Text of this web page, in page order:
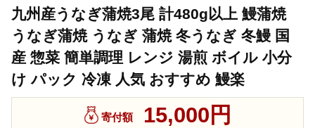
九州産うなぎ蒲焼3尾 計480g以上 鰻蒲焼
うなぎ蒲焼 うなぎ 蒲焼 冬うなぎ 冬鰻 国
産 惣菜 簡単調理 レンジ 湯煎 ボイル 小分
け パック 冷凍 人気 おすすめ 鰻楽
寄付額 15,000円